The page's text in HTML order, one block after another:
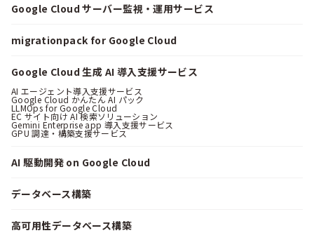
Google Cloud サーバー監視・運用サービス
migrationpack for Google Cloud
Google Cloud 生成 AI 導入支援サービス
AI エージェント導入支援サービス
Google Cloud かんたん AI パック
LLMOps for Google Cloud
EC サイト向け AI 検索ソリューション
Gemini Enterprise app 導入支援サービス
GPU 調達・構築支援サービス
AI 駆動開発 on Google Cloud
データベース構築
高可用性データベース構築